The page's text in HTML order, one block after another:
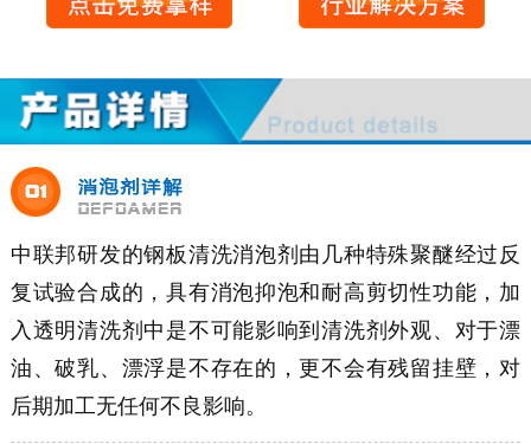
中联邦研发的钢板清洗消泡剂由几种特殊聚醚经过反
复试验合成的，具有消泡抑泡和耐高剪切性功能，加
入透明清洗剂中是不可能影响到清洗剂外观、对于漂
油、破乳、漂浮是不存在的，更不会有残留挂壁，对
后期加工无任何不良影响。